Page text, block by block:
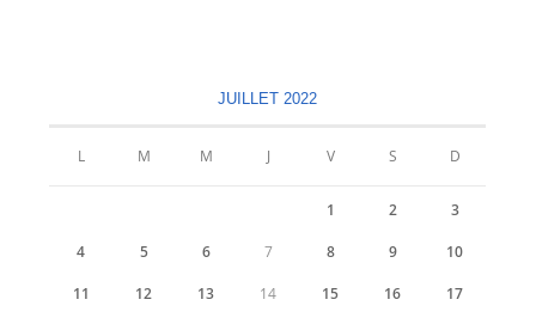
JUILLET 2022
L M M J V S D
1 2 3
4 5 6 7 8 9 10
11 12 13 14 15 16 17